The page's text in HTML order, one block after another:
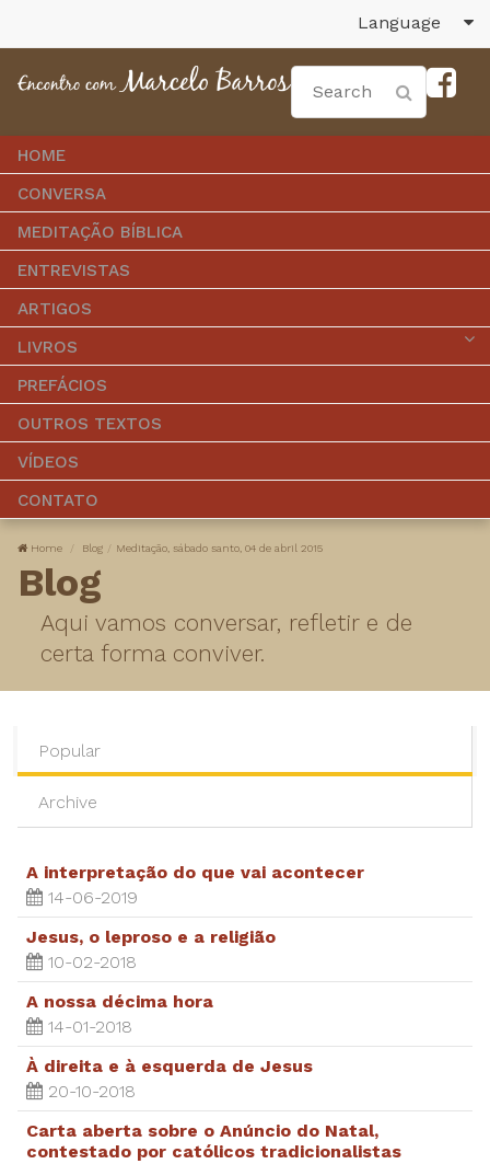
Language
HOME
CONVERSA
MEDITAÇÃO BÍBLICA
ENTREVISTAS
ARTIGOS
LIVROS
PREFÁCIOS
OUTROS TEXTOS
VÍDEOS
CONTATO
Home Blog Meditação, sábado santo, 04 de abril 2015
Blog
Aqui vamos conversar, refletir e de
certa forma conviver.
Popular
Archive
A interpretação do que vai acontecer
14-06-2019
Jesus, o leproso e a religião
10-02-2018
A nossa décima hora
14-01-2018
À direita e à esquerda de Jesus
20-10-2018
Carta aberta sobre o Anúncio do Natal,
contestado por católicos tradicionalistas